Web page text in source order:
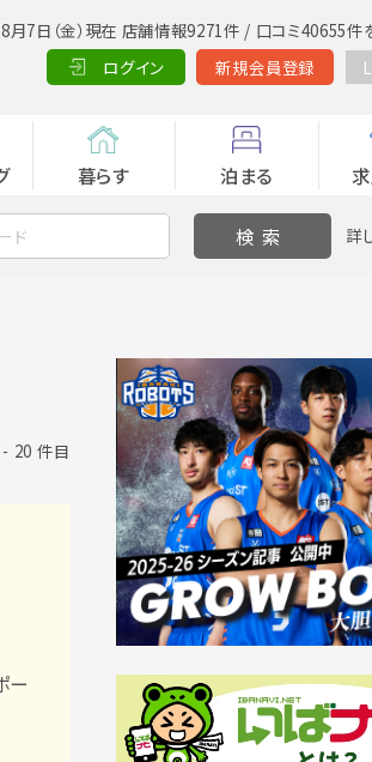
8月7日（金）現在 店舗情報9271件 / 口コミ40655件
ログイン
新規会員登録
暮らす 泊まる
詳
20 件目
ー